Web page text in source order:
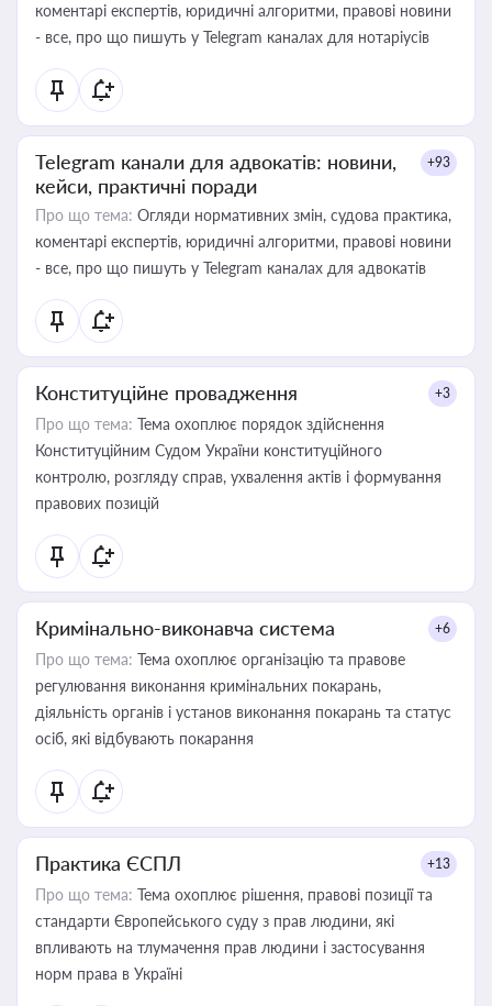
коментарі експертів, юридичні алгоритми, правові новини
- все, про що пишуть у Telegram каналах для нотаріусів
Telegram канали для адвокатів: новини,
кейси, практичні поради
+93
Про що тема: Огляди нормативних змін, судова практика,
коментарі експертів, юридичні алгоритми, правові новини
- все, про що пишуть у Telegram каналах для адвокатів
Конституційне провадження +3
Про що тема: Тема охоплює порядок здійснення
Конституційним Судом України конституційного
контролю, розгляду справ, ухвалення актів і формування
правових позицій
Кримінально-виконавча система +6
Про що тема: Тема охоплює організацію та правове
регулювання виконання кримінальних покарань,
діяльність органів і установ виконання покарань та статус
осіб, які відбувають покарання
Практика ЄСПЛ +13
Про що тема: Тема охоплює рішення, правові позиції та
стандарти Європейського суду з прав людини, які
впливають на тлумачення прав людини і застосування
норм права в Україні